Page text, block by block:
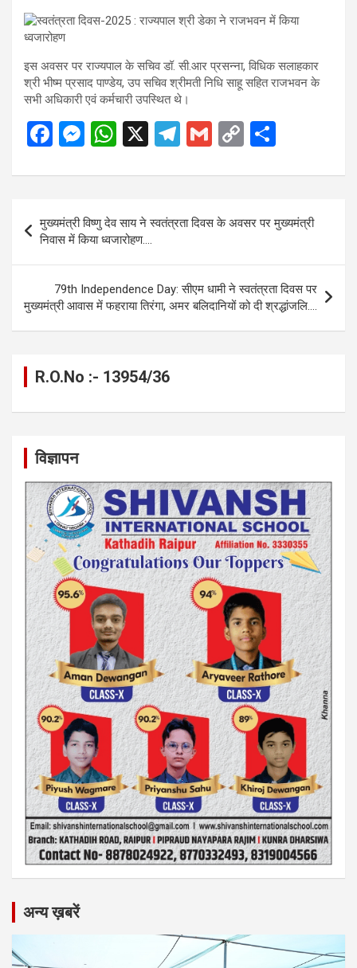
इस अवसर पर राज्यपाल के सचिव डॉ. सी.आर प्रसन्ना, विधिक सलाहकार
श्री भीष्म प्रसाद पाण्डेय, उप सचिव श्रीमती निधि साहू सहित राजभवन के
सभी अधिकारी एवं कर्मचारी उपस्थित थे।
F
ce
b
o
o
k
M
se
n
g
er
W
at
A
p
p
X
T
e
gr
a
m
G
ail
C
py
n
k
ar
navigation
मुख्यमंत्री विष्णु देव साय ने स्वतंत्रता दिवस के अवसर पर मुख्यमंत्री
निवास में किया ध्वजारोहण….
79th Independence Day: सीएम धामी ने स्वतंत्रता दिवस पर
मुख्यमंत्री आवास में फहराया तिरंगा, अमर बलिदानियों को दी श्रद्धांजलि….
R.O.No :- 13954/36
विज्ञापन
अन्य ख़बरें